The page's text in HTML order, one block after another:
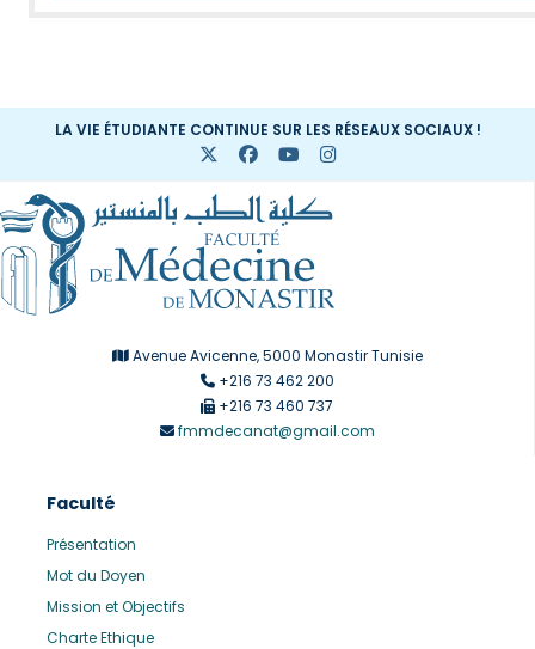
LA VIE ÉTUDIANTE CONTINUE SUR LES RÉSEAUX SOCIAUX !
Avenue Avicenne, 5000 Monastir Tunisie
+216 73 462 200
+216 73 460 737
fmmdecanat@gmail.com
Faculté
Présentation
Mot du Doyen
Mission et Objectifs
Charte Ethique